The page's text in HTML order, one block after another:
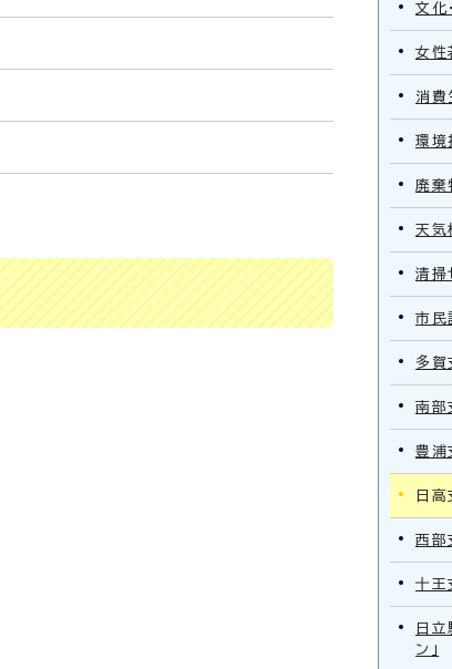
文化
女性
消費
環境
廃棄
天気
清掃
市民
多賀
南部
豊浦
日高
西部
十王
日立
ン」